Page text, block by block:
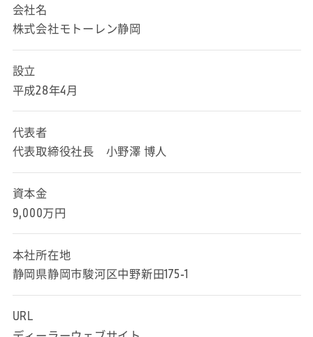
会社名
株式会社モトーレン静岡
設立
平成28年4月
代表者
代表取締役社長 小野澤 博人
資本金
9,000万円
本社所在地
静岡県静岡市駿河区中野新田175-1
URL